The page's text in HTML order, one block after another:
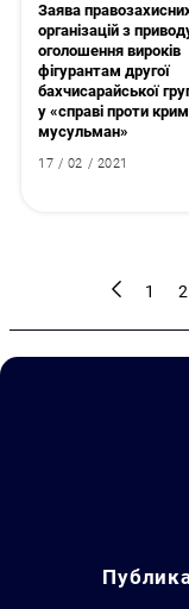
Заява
організацій з
оголошення вироків
фігурантам другої
бахчисарайської
у «справі проти
мусульман»
17 / 02 / 2021
1 2